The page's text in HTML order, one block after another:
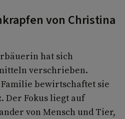
von Christina
hat sich
verschrieben.
bewirtschaftet sie
Der Fokus liegt auf
von Mensch und Tier,